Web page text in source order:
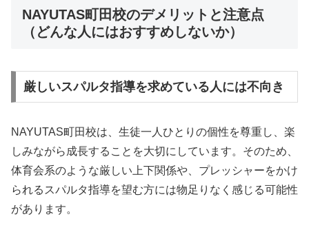
NAYUTAS町田校のデメリットと注意点
（どんな人にはおすすめしないか）
厳しいスパルタ指導を求めている人には不向き
NAYUTAS町田校は、生徒一人ひとりの個性を尊重し、楽
しみながら成長することを大切にしています。そのため、
体育会系のような厳しい上下関係や、プレッシャーをかけ
られるスパルタ指導を望む方には物足りなく感じる可能性
があります。